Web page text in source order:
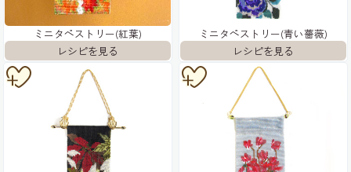
ミニタペストリー(紅葉) ミニタペストリー(青い薔薇)